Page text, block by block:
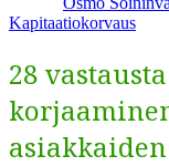
Kapitaatiokorvaus
28